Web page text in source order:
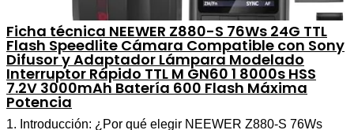
Ficha técnica NEEWER Z880-S 76Ws 24G TTL
Flash Speedlite Cámara Compatible con Sony
Difusor y Adaptador Lámpara Modelado
Interruptor Rápido TTL M GN60 1 8000s HSS
7.2V 3000mAh Batería 600 Flash Máxima
Potencia
1. Introducción: ¿Por qué elegir NEEWER Z880-S 76Ws